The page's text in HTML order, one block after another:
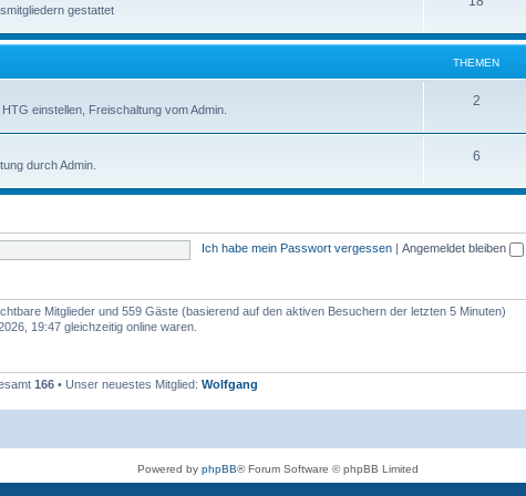
gestattet
THEMEN
einstellen, Freischaltung vom Admin.
2
durch Admin.
6
Ich habe mein Passwort vergessen Angemeldet bleiben
Mitglieder und 559 Gäste (basierend auf den aktiven Besuchern der letzten 5 Minuten)
19:47 gleichzeitig online waren.
166 • Unser neuestes Mitglied: Wolfgang
Powered by phpBB® Forum Software © phpBB Limited